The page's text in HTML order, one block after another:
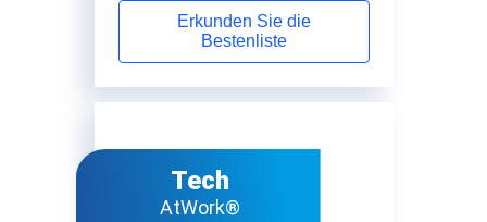
Erkunden Sie die
Bestenliste
Tech
AtWork®